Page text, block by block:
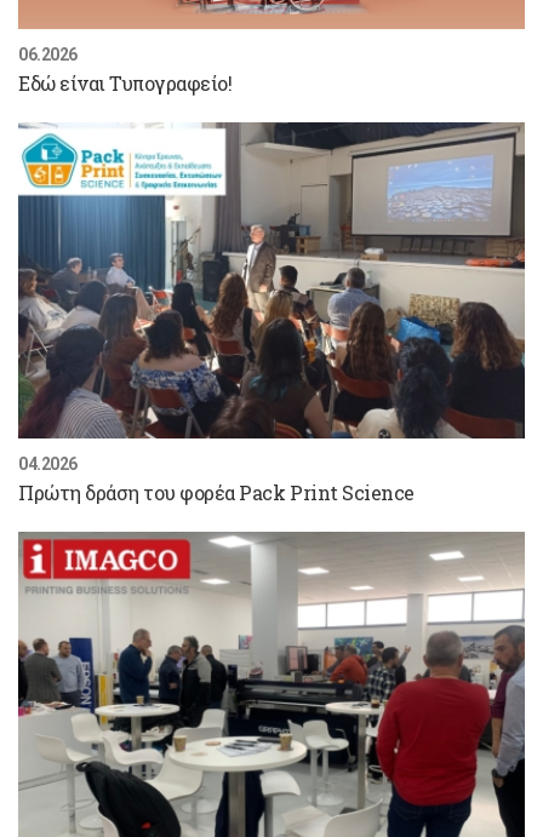
06.2026
Εδώ είναι Τυπογραφείο!
04.2026
Πρώτη δράση του φορέα Pack Print Science